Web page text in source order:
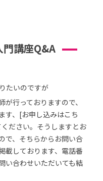
門講座Q&A
たいのですが
行っておりますので、
す、[お申し込みはこち
ださい。そうしますとお
で、そちらからお問い合
載しております、電話番
い合わせいただいても結